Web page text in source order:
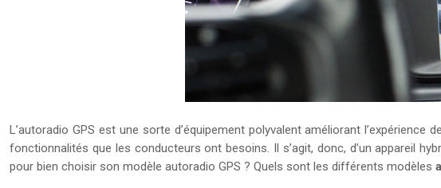
L’autoradio GPS est une sorte d’équipement polyvalent améliorant
fonctionnalités que les conducteurs ont besoins. Il s’agit, donc, d’un appareil
pour bien choisir son modèle autoradio GPS ? Quels sont les différents modèles